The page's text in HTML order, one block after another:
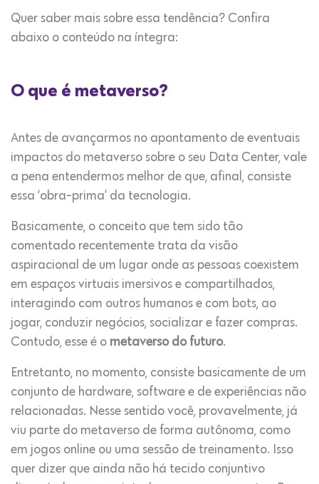
Quer saber mais sobre essa tendência? Confira
abaixo o conteúdo na íntegra:
O que é metaverso?
Antes de avançarmos no apontamento de eventuais
impactos do metaverso sobre o seu Data Center, vale
a pena entendermos melhor de que, afinal, consiste
essa ‘obra-prima’ da tecnologia.
Basicamente, o conceito que tem sido tão
comentado recentemente trata da visão
aspiracional de um lugar onde as pessoas coexistem
em espaços virtuais imersivos e compartilhados,
interagindo com outros humanos e com bots, ao
jogar, conduzir negócios, socializar e fazer compras.
Contudo, esse é o metaverso do futuro.
Entretanto, no momento, consiste basicamente de um
conjunto de hardware, software e de experiências não
relacionadas. Nesse sentido você, provavelmente, já
viu parte do metaverso de forma autônoma, como
em jogos online ou uma sessão de treinamento. Isso
quer dizer que ainda não há tecido conjuntivo